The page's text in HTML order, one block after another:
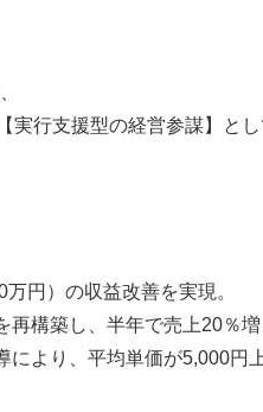
行支援型の経営参謀】とし
円）の収益改善を実現。
構築し、半年で売上20％増
より、平均単価が5,000円